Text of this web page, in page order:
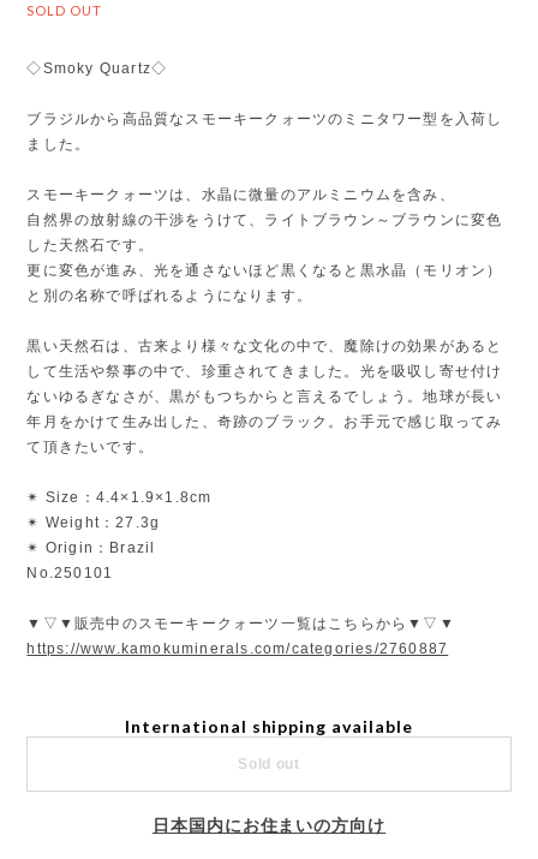
SOLD OUT
◇Smoky Quartz◇
ブラジルから高品質なスモーキークォーツのミニタワー型を入荷し
ました。
スモーキークォーツは、水晶に微量のアルミニウムを含み、
自然界の放射線の干渉をうけて、ライトブラウン～ブラウンに変色
した天然石です。
更に変色が進み、光を通さないほど黒くなると黒水晶（モリオン）
と別の名称で呼ばれるようになります。
黒い天然石は、古来より様々な文化の中で、魔除けの効果があると
して生活や祭事の中で、珍重されてきました。光を吸収し寄せ付け
ないゆるぎなさが、黒がもつちからと言えるでしょう。地球が長い
年月をかけて生み出した、奇跡のブラック。お手元で感じ取ってみ
て頂きたいです。
✴︎ Size：4.4×1.9×1.8cm
✴︎ Weight：27.3g
✴︎ Origin：Brazil
No.250101
▼▽▼販売中のスモーキークォーツ一覧はこちらから▼▽▼
https://www.kamokuminerals.com/categories/2760887
International shipping available
Sold out
日本国内にお住まいの方向け